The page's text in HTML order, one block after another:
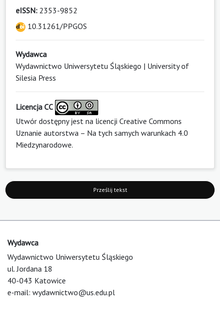
eISSN: 2353-9852
10.31261/PPGOS
Wydawca
Wydawnictwo Uniwersytetu Śląskiego | University of
Silesia Press
Licencja CC
Utwór dostępny jest na licencji Creative Commons
Uznanie autorstwa – Na tych samych warunkach 4.0
Miedzynarodowe.
Prześlij tekst
Wydawca
Wydawnictwo Uniwersytetu Śląskiego
ul. Jordana 18
40-043 Katowice
e-mail: wydawnictwo@us.edu.pl